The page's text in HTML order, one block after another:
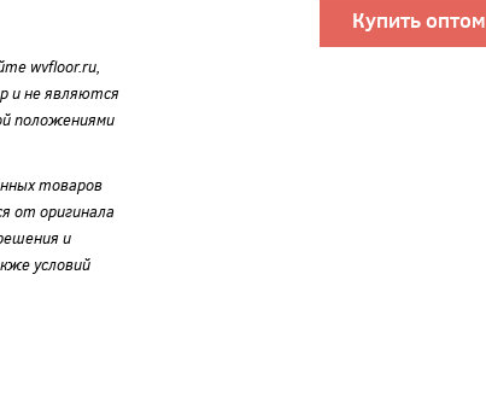
wvfloor.ru,
и не являются
положениями
товаров
от оригинала
и
условий
Купить оптом